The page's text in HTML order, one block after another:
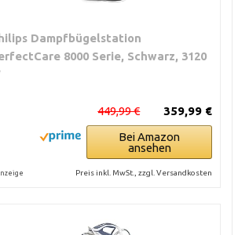
Dampfbügelstation
8000 Serie, Schwarz, 3120
359,99 €
449,99 €
Bei Amazon
ansehen
Preis inkl. MwSt., zzgl. Versandkosten